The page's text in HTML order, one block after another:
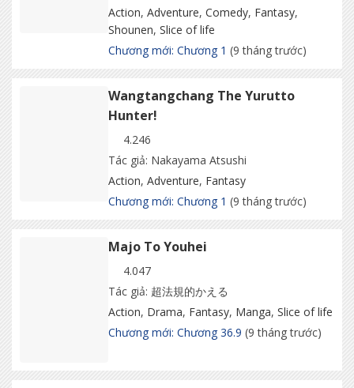
Action, Adventure, Comedy, Fantasy,
Shounen, Slice of life
Chương mới: Chương 1 (9 tháng trước)
Wangtangchang The Yurutto
Hunter!
4.246
Tác giả: Nakayama Atsushi
Action, Adventure, Fantasy
Chương mới: Chương 1 (9 tháng trước)
Majo To Youhei
4.047
Tác giả: 超法規的かえる
Action, Drama, Fantasy, Manga, Slice of life
Chương mới: Chương 36.9 (9 tháng trước)